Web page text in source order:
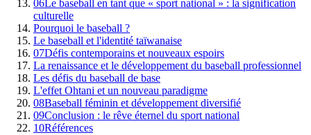
06Le baseball en tant que « sport national » : la signification
culturelle
Pourquoi le baseball ?
Le baseball et l'identité taïwanaise
07Défis contemporains et nouveaux espoirs
La renaissance et le développement du baseball professionnel
Les défis du baseball de base
L'effet Ohtani et un nouveau paradigme
08Baseball féminin et développement diversifié
09Conclusion : le rêve éternel du sport national
10Références